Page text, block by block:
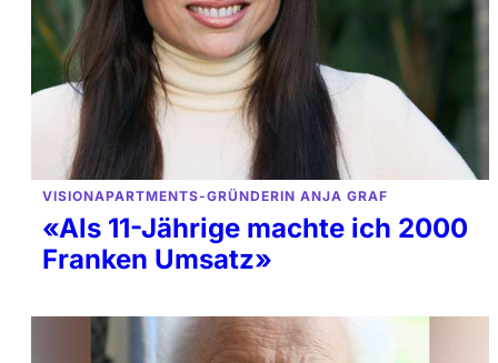
VISIONAPARTMENTS-GRÜNDERIN ANJA GRAF
«Als 11-Jährige machte ich 2000
Franken Umsatz»